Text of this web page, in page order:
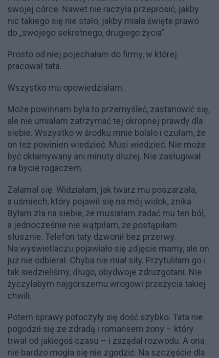
swojej córce. Nawet nie raczyła przeprosić, jakby
nic takiego się nie stało, jakby miała święte prawo
do „swojego sekretnego, drugiego życia”.
Prosto od niej pojechałam do firmy, w której
pracował tata.
Wszystko mu opowiedziałam.
Może powinnam była to przemyśleć, zastanowić się,
ale nie umiałam zatrzymać tej okropnej prawdy dla
siebie. Wszystko w środku mnie bolało i czułam, że
on też powinien wiedzieć. Musi wiedzieć. Nie może
być okłamywany ani minuty dłużej. Nie zasługiwał
na bycie rogaczem.
Załamał się. Widziałam, jak twarz mu poszarzała,
a uśmiech, który pojawił się na mój widok, znika.
Byłam zła na siebie, że musiałam zadać mu ten ból,
a jednocześnie nie wątpiłam, że postąpiłam
słusznie. Telefon taty dzwonił bez przerwy.
Na wyświetlaczu pojawiało się zdjęcie mamy, ale on
już nie odbierał. Chyba nie miał siły. Przytuliłam go i
tak siedzieliśmy, długo, obydwoje zdruzgotani. Nie
życzyłabym najgorszemu wrogowi przeżycia takiej
chwili.
Potem sprawy potoczyły się dość szybko. Tata nie
pogodził się ze zdradą i romansem żony – który
trwał od jakiegoś czasu – i zażądał rozwodu. A ona
nie bardzo mogła się nie zgodzić. Na szczęście dla